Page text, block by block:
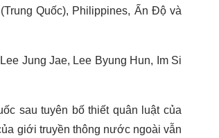
Quốc), Philippines, Ấn Độ và
Jung Jae, Lee Byung Hun, Im Si
sau tuyên bố thiết quân luật của
giới truyền thông nước ngoài vẫn